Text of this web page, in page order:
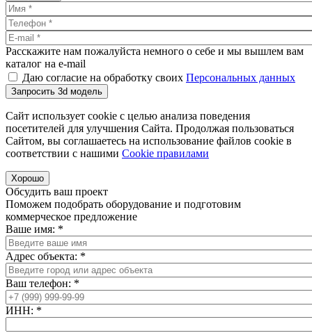
Расскажите нам пожалуйста немного о себе и мы вышлем вам
каталог на e-mail
Даю согласие на обработку своих Персональных данных
Запросить 3d модель
Сайт использует cookie с целью анализа поведения
посетителей для улучшения Сайта. Продолжая пользоваться
Сайтом, вы соглашаетесь на использование файлов cookie в
соответствии с нашими Cookiе правилами
Хорошо
Обсудить ваш проект
Поможем подобрать оборудование и подготовим
коммерческое предложение
Ваше имя: *
Адрес объекта: *
Ваш телефон: *
ИНН: *